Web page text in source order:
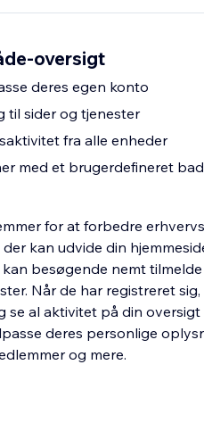
oversigt
deres egen konto
til sider og tjenester
fra alle enheder
med et brugerdefineret
for at forbedre
kan udvide din
besøgende nemt
Når de har registreret
se al aktivitet på din
deres personlige
og mere.